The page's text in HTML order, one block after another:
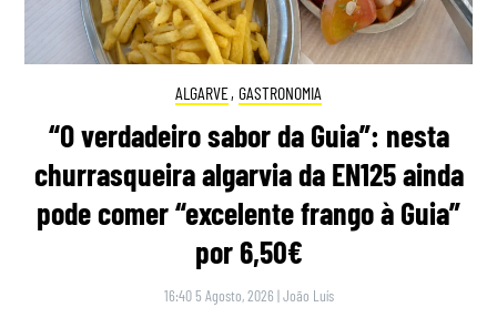
ALGARVE, GASTRONOMIA
“O verdadeiro sabor da Guia”: nesta
churrasqueira algarvia da EN125 ainda
pode comer “excelente frango à Guia”
por 6,50€
16:40 5 Agosto, 2026 |João Luís